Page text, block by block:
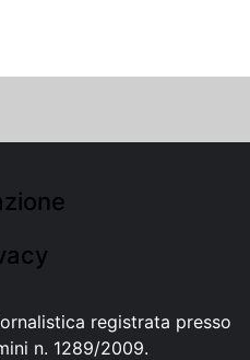
registrata presso
n. 1289/2009.